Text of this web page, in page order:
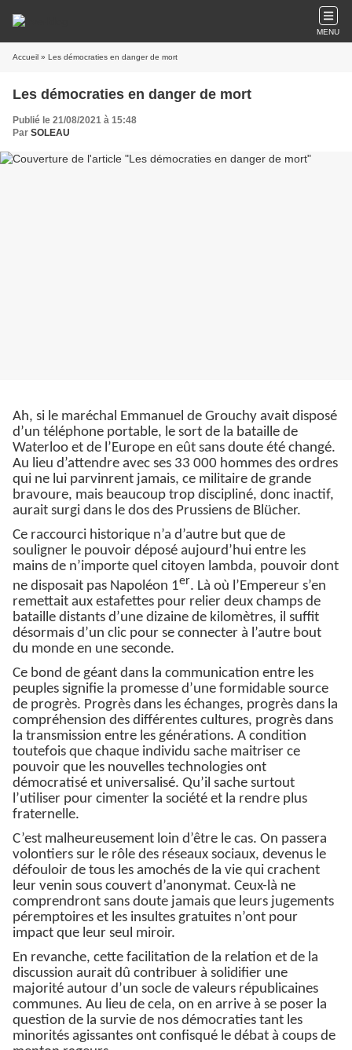
MENU
Accueil » Les démocraties en danger de mort
Les démocraties en danger de mort
Publié le 21/08/2021 à 15:48
Par SOLEAU
Ah, si le maréchal Emmanuel de Grouchy avait disposé
d’un téléphone portable, le sort de la bataille de
Waterloo et de l’Europe en eût sans doute été changé.
Au lieu d’attendre avec ses 33 000 hommes des ordres
qui ne lui parvinrent jamais, ce militaire de grande
bravoure, mais beaucoup trop discipliné, donc inactif,
aurait surgi dans le dos des Prussiens de Blücher.
Ce raccourci historique n’a d’autre but que de
souligner le pouvoir déposé aujourd’hui entre les
mains de n’importe quel citoyen lambda, pouvoir dont
ne disposait pas Napoléon 1er. Là où l’Empereur s’en
remettait aux estafettes pour relier deux champs de
bataille distants d’une dizaine de kilomètres, il suffit
désormais d’un clic pour se connecter à l’autre bout
du monde en une seconde.
Ce bond de géant dans la communication entre les
peuples signifie la promesse d’une formidable source
de progrès. Progrès dans les échanges, progrès dans la
compréhension des différentes cultures, progrès dans
la transmission entre les générations. A condition
toutefois que chaque individu sache maitriser ce
pouvoir que les nouvelles technologies ont
démocratisé et universalisé. Qu’il sache surtout
l’utiliser pour cimenter la société et la rendre plus
fraternelle.
C’est malheureusement loin d’être le cas. On passera
volontiers sur le rôle des réseaux sociaux, devenus le
défouloir de tous les amochés de la vie qui crachent
leur venin sous couvert d’anonymat. Ceux-là ne
comprendront sans doute jamais que leurs jugements
péremptoires et les insultes gratuites n’ont pour
impact que leur seul miroir.
En revanche, cette facilitation de la relation et de la
discussion aurait dû contribuer à solidifier une
majorité autour d’un socle de valeurs républicaines
communes. Au lieu de cela, on en arrive à se poser la
question de la survie de nos démocraties tant les
minorités agissantes ont confisqué le débat à coups de